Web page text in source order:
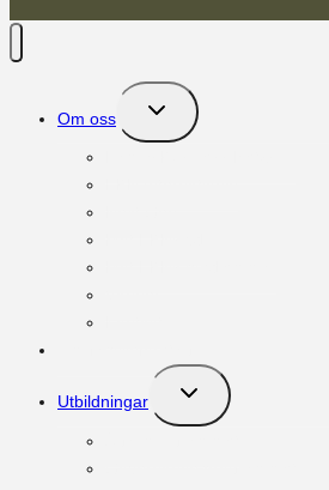
Om oss
Toggle
menu
Utbildningar
Toggle
menu